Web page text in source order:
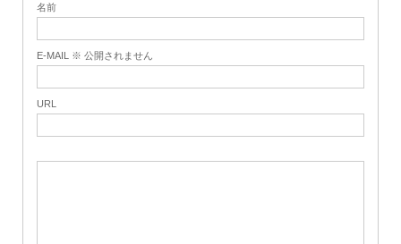
名前
E-MAIL ※ 公開されません
URL